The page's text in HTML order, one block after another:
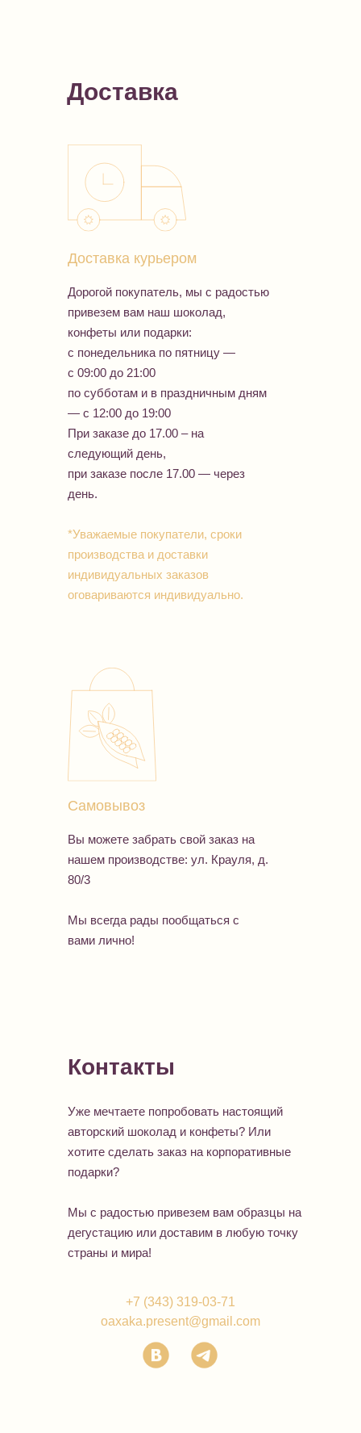
Доставка
Дорогой покупатель, мы с радостью
привезем вам наш шоколад,
конфеты или подарки:
с понедельника по пятницу —
с 09:00 до 21:00
по субботам и в праздничным дням
— с 12:00 до 19:00
При заказе до 17.00 – на
следующий день,
при заказе после 17.00 — через
день.
*Уважаемые покупатели, сроки
производства и доставки
индивидуальных заказов
оговариваются индивидуально.
Доставка курьером
Вы можете забрать свой заказ на
нашем производстве: ул. Крауля, д.
80/3
Мы всегда рады пообщаться с
вами лично!
Самовывоз
Контакты
Уже мечтаете попробовать настоящий
авторский шоколад и конфеты? Или
хотите сделать заказ на корпоративные
подарки?
Мы с радостью привезем вам образцы на
дегустацию или доставим в любую точку
страны и мира!
+7 (343) 319-03-71
oaxaka.present@gmail.com